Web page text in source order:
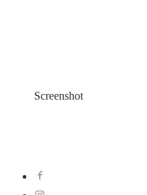
Screenshot